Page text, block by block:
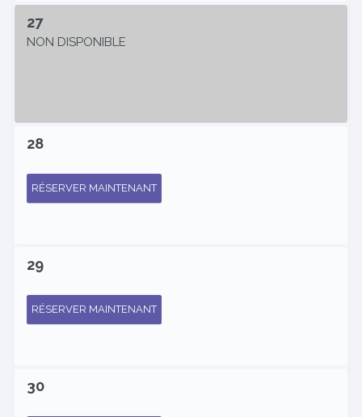
27
NON DISPONIBLE
28
RÉSERVER MAINTENANT
29
RÉSERVER MAINTENANT
30